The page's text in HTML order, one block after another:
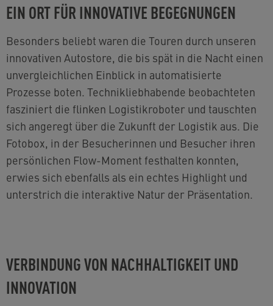
EIN ORT FÜR INNOVATIVE BEGEGNUNGEN
Besonders beliebt waren die Touren durch unseren
innovativen Autostore, die bis spät in die Nacht einen
unvergleichlichen Einblick in automatisierte
Prozesse boten. Technikliebhabende beobachteten
fasziniert die flinken Logistikroboter und tauschten
sich angeregt über die Zukunft der Logistik aus. Die
Fotobox, in der Besucherinnen und Besucher ihren
persönlichen Flow-Moment festhalten konnten,
erwies sich ebenfalls als ein echtes Highlight und
unterstrich die interaktive Natur der Präsentation.
VERBINDUNG VON NACHHALTIGKEIT UND
INNOVATION